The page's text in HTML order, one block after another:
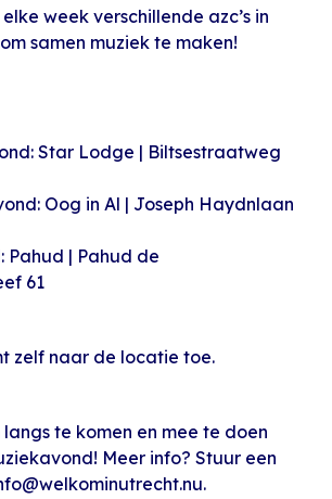
week verschillende azc’s in
samen muziek te maken!
Star Lodge | Biltsestraatweg
Oog in Al | Joseph Haydnlaan
| Pahud de
61
zelf naar de locatie toe.
te komen en mee te doen
Meer info? Stuur een